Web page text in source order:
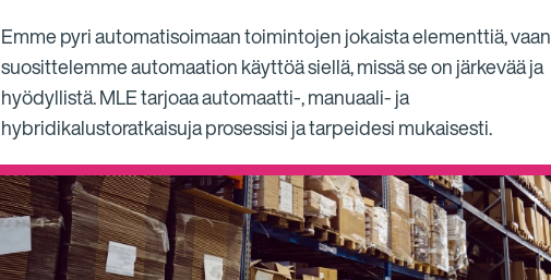
Emme pyri automatisoimaan toimintojen jokaista elementtiä, vaan
suosittelemme automaation käyttöä siellä, missä se on järkevää ja
hyödyllistä. MLE tarjoaa automaatti-, manuaali- ja
hybridikalustoratkaisuja prosessisi ja tarpeidesi mukaisesti.